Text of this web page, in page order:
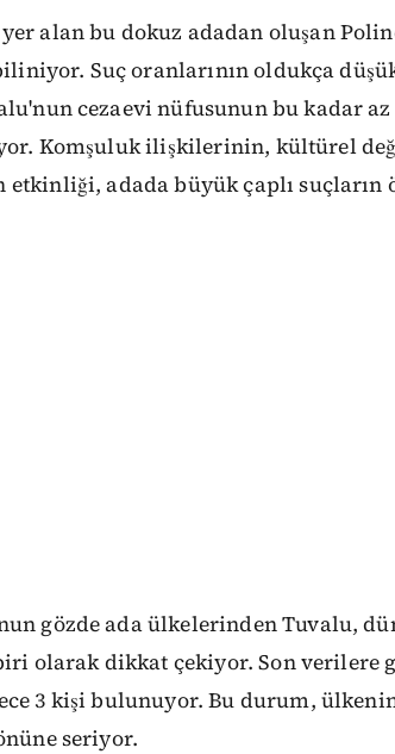
alan bu dokuz adadan oluşan
Suç oranlarının oldukça
cezaevi nüfusunun bu kadar
Komşuluk ilişkilerinin, kültürel
etkinliği, adada büyük çaplı
gözde ada ülkelerinden Tuvalu,
olarak dikkat çekiyor. Son verilere
3 kişi bulunuyor. Bu durum, ülkenin
seriyor.